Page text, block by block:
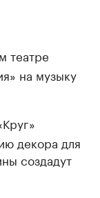
театре
на музыку
декора для
создадут